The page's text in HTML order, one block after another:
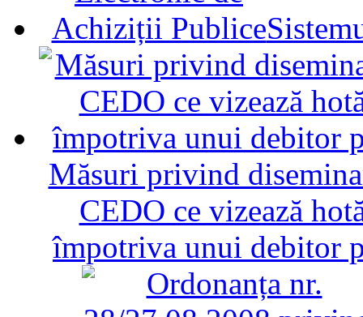
Măsuri privind
CEDO ce vizează
împotriva unui debitor